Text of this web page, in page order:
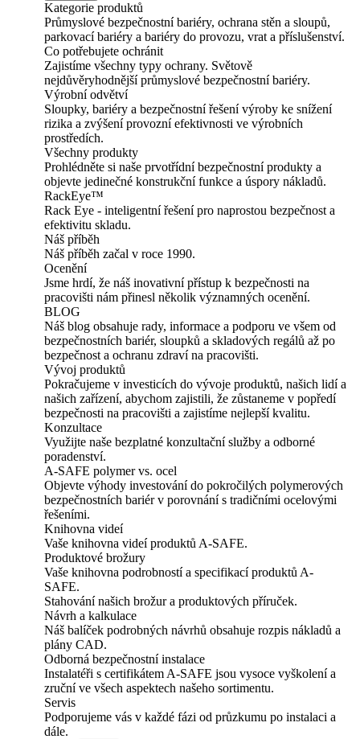
Kategorie produktů
Průmyslové bezpečnostní bariéry, ochrana stěn a sloupů,
parkovací bariéry a bariéry do provozu, vrat a příslušenství.
Co potřebujete ochránit
Zajistíme všechny typy ochrany. Světově
nejdůvěryhodnější průmyslové bezpečnostní bariéry.
Výrobní odvětví
Sloupky, bariéry a bezpečnostní řešení výroby ke snížení
rizika a zvýšení provozní efektivnosti ve výrobních
prostředích.
Všechny produkty
Prohlédněte si naše prvotřídní bezpečnostní produkty a
objevte jedinečné konstrukční funkce a úspory nákladů.
RackEye™
Rack Eye - inteligentní řešení pro naprostou bezpečnost a
efektivitu skladu.
Náš příběh
Náš příběh začal v roce 1990.
Ocenění
Jsme hrdí, že náš inovativní přístup k bezpečnosti na
pracovišti nám přinesl několik významných ocenění.
BLOG
Náš blog obsahuje rady, informace a podporu ve všem od
bezpečnostních bariér, sloupků a skladových regálů až po
bezpečnost a ochranu zdraví na pracovišti.
Vývoj produktů
Pokračujeme v investicích do vývoje produktů, našich lidí a
našich zařízení, abychom zajistili, že zůstaneme v popředí
bezpečnosti na pracovišti a zajistíme nejlepší kvalitu.
Konzultace
Využijte naše bezplatné konzultační služby a odborné
poradenství.
A-SAFE polymer vs. ocel
Objevte výhody investování do pokročilých polymerových
bezpečnostních bariér v porovnání s tradičními ocelovými
řešeními.
Knihovna videí
Vaše knihovna videí produktů A-SAFE.
Produktové brožury
Vaše knihovna podrobností a specifikací produktů A-
SAFE.
Stahování našich brožur a produktových příruček.
Návrh a kalkulace
Náš balíček podrobných návrhů obsahuje rozpis nákladů a
plány CAD.
Odborná bezpečnostní instalace
Instalatéři s certifikátem A-SAFE jsou vysoce vyškolení a
zruční ve všech aspektech našeho sortimentu.
Servis
Podporujeme vás v každé fázi od průzkumu po instalaci a
dále.